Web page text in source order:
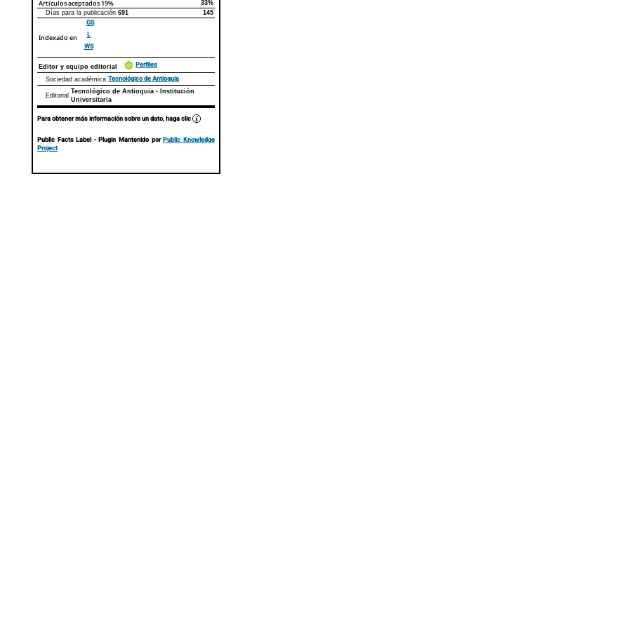
Artículos aceptados 19%
33%
Días para la publicación 691 145
Indexado en
GS
L
WS
Editor y equipo editorial Perfiles
Sociedad académica Tecnológico de Antioquia
Editorial
Tecnológico de Antioquia - Institución
Universitaria
Para obtener más información sobre un dato, haga clic
Public Facts Label - Plugin Mantenido porPublic Knowledge
Project